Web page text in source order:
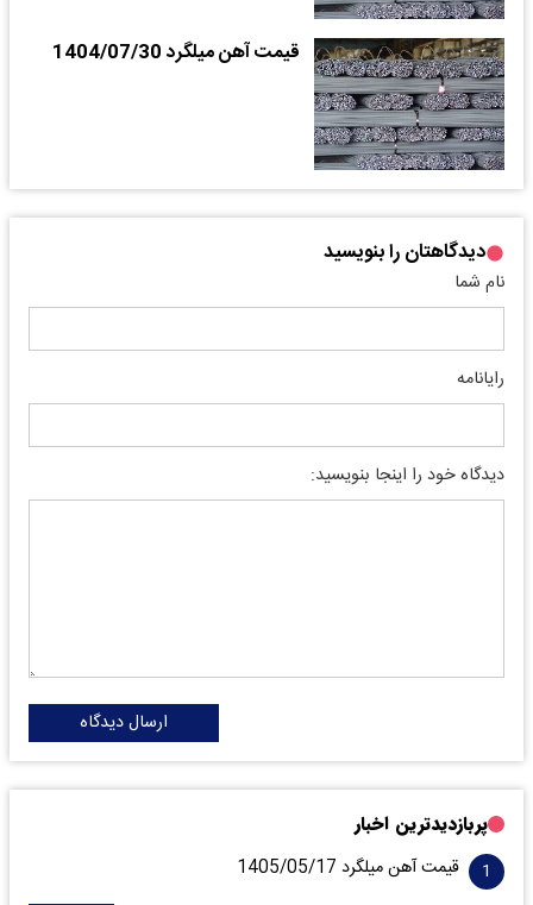
قیمت آهن میلگرد 1404/07/30
دیدگاهتان را بنویسید
نام شما
رایانامه
دیدگاه خود را اینجا بنویسید:
ارسال دیدگاه
پربازدیدترین اخبار
قیمت آهن میلگرد 1405/05/17